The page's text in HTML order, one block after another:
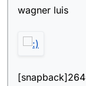
wagner luis